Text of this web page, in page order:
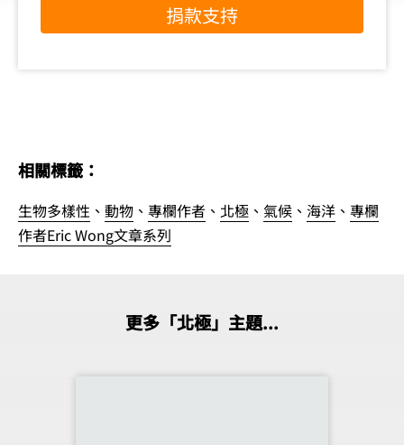
捐款支持
相關標籤：
生物多樣性 、 動物 、 專欄作者 、 北極 、 氣候 、 海洋 、 專欄
作者Eric Wong文章系列
更多「北極」主題...